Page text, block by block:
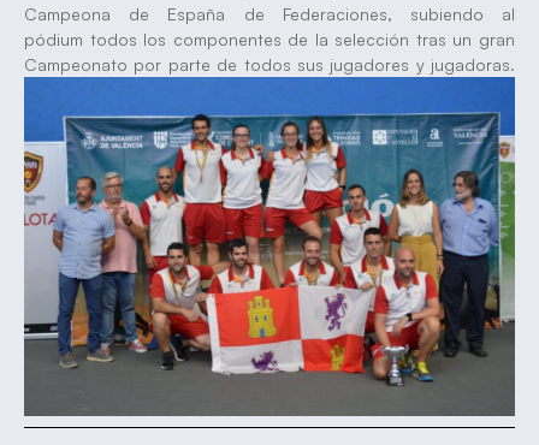
Campeona de España de Federaciones, subiendo al
pódium todos los componentes de la selección tras un gran
Campeonato por parte de todos sus jugadores y jugadoras.